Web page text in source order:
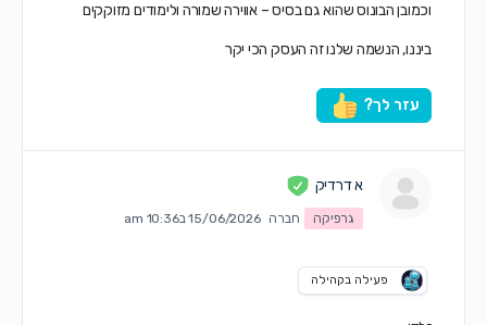
וכמובן הבונוס שהוא גם בסיס – אווירה שמורה ולימודים מזוקקים
ביננו, הנשמה שלנו זה העסק הכי יקר
עזר לך?
א דרדיק
גרפיקה חברה 15/06/2026 ב10:36 am
פעילה בקהילה